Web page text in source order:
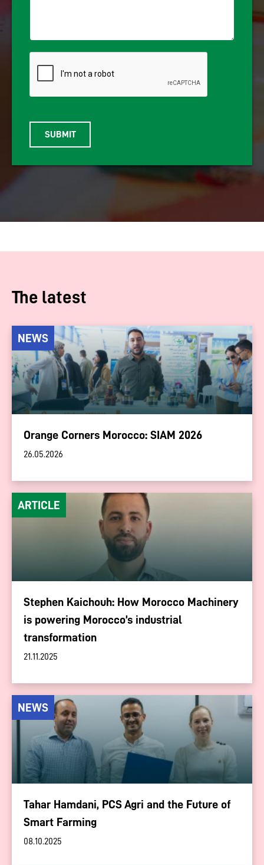
SUBMIT
The latest
NEWS
Orange Corners Morocco: SIAM 2026
26.05.2026
ARTICLE
Stephen Kaichouh: How Morocco Machinery
is powering Morocco’s industrial
transformation
21.11.2025
NEWS
Tahar Hamdani, PCS Agri and the Future of
Smart Farming
08.10.2025